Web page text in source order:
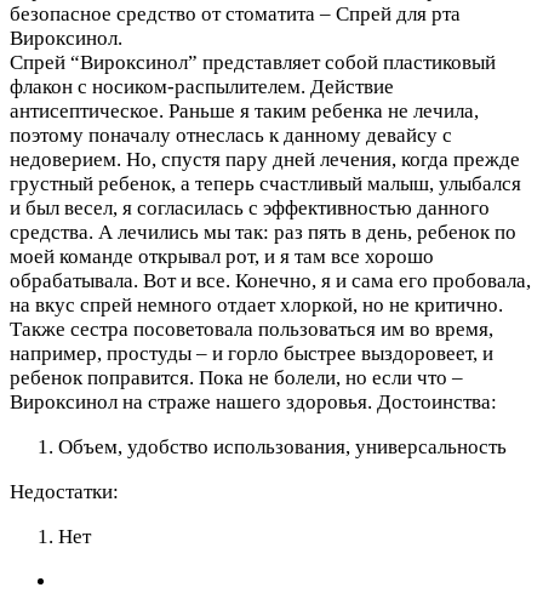
безопасное средство от стоматита – Спрей для рта
Вироксинол.
Спрей “Вироксинол” представляет собой пластиковый
флакон с носиком-распылителем. Действие
антисептическое. Раньше я таким ребенка не лечила,
поэтому поначалу отнеслась к данному девайсу с
недоверием. Но, спустя пару дней лечения, когда прежде
грустный ребенок, а теперь счастливый малыш, улыбался
и был весел, я согласилась с эффективностью данного
средства. А лечились мы так: раз пять в день, ребенок по
моей команде открывал рот, и я там все хорошо
обрабатывала. Вот и все. Конечно, я и сама его пробовала,
на вкус спрей немного отдает хлоркой, но не критично.
Также сестра посоветовала пользоваться им во время,
например, простуды – и горло быстрее выздоровеет, и
ребенок поправится. Пока не болели, но если что –
Вироксинол на страже нашего здоровья. Достоинства:
Объем, удобство использования, универсальность
Недостатки:
Нет